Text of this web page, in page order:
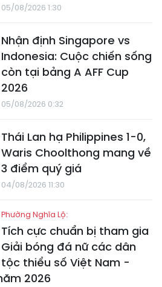
05/08/2026 1:30
Nhận định Singapore vs
Indonesia: Cuộc chiến sống
còn tại bảng A AFF Cup
2026
05/08/2026 0:32
Thái Lan hạ Philippines 1-0,
Waris Choolthong mang về
3 điểm quý giá
04/08/2026 11:30
Phường Nghĩa Lộ:
Tích cực chuẩn bị tham gia
Giải bóng đá nữ các dân
tộc thiểu số Việt Nam -
2026